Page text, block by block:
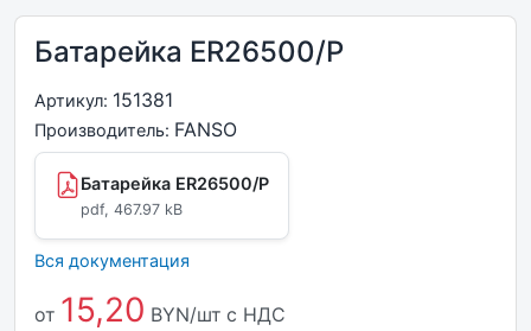
Батарейка ER26500/P
Артикул: 151381
Производитель: FANSO
Батарейка ER26500/P
pdf, 467.97 kB
Вся документация
от 15,20 BYN/шт с НДС